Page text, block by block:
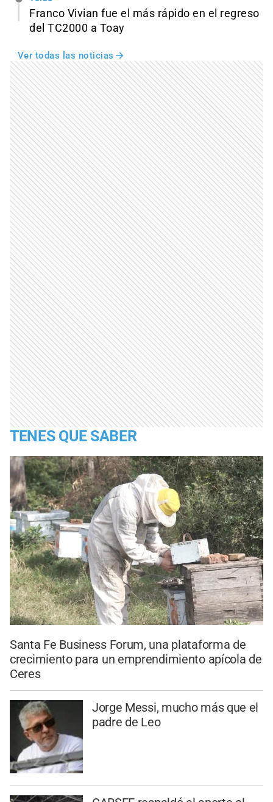
Franco Vivian fue el más rápido en el regreso
del TC2000 a Toay
Ver todas las noticias
TENES QUE SABER
Santa Fe Business Forum, una plataforma de
crecimiento para un emprendimiento apícola de
Ceres
Jorge Messi, mucho más que el
padre de Leo